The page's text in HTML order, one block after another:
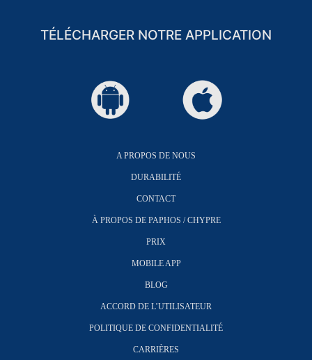
TÉLÉCHARGER NOTRE APPLICATION
A PROPOS DE NOUS
DURABILITÉ
CONTACT
À PROPOS DE PAPHOS / CHYPRE
PRIX
MOBILE APP
BLOG
ACCORD DE L’UTILISATEUR
POLITIQUE DE CONFIDENTIALITÉ
CARRIÈRES